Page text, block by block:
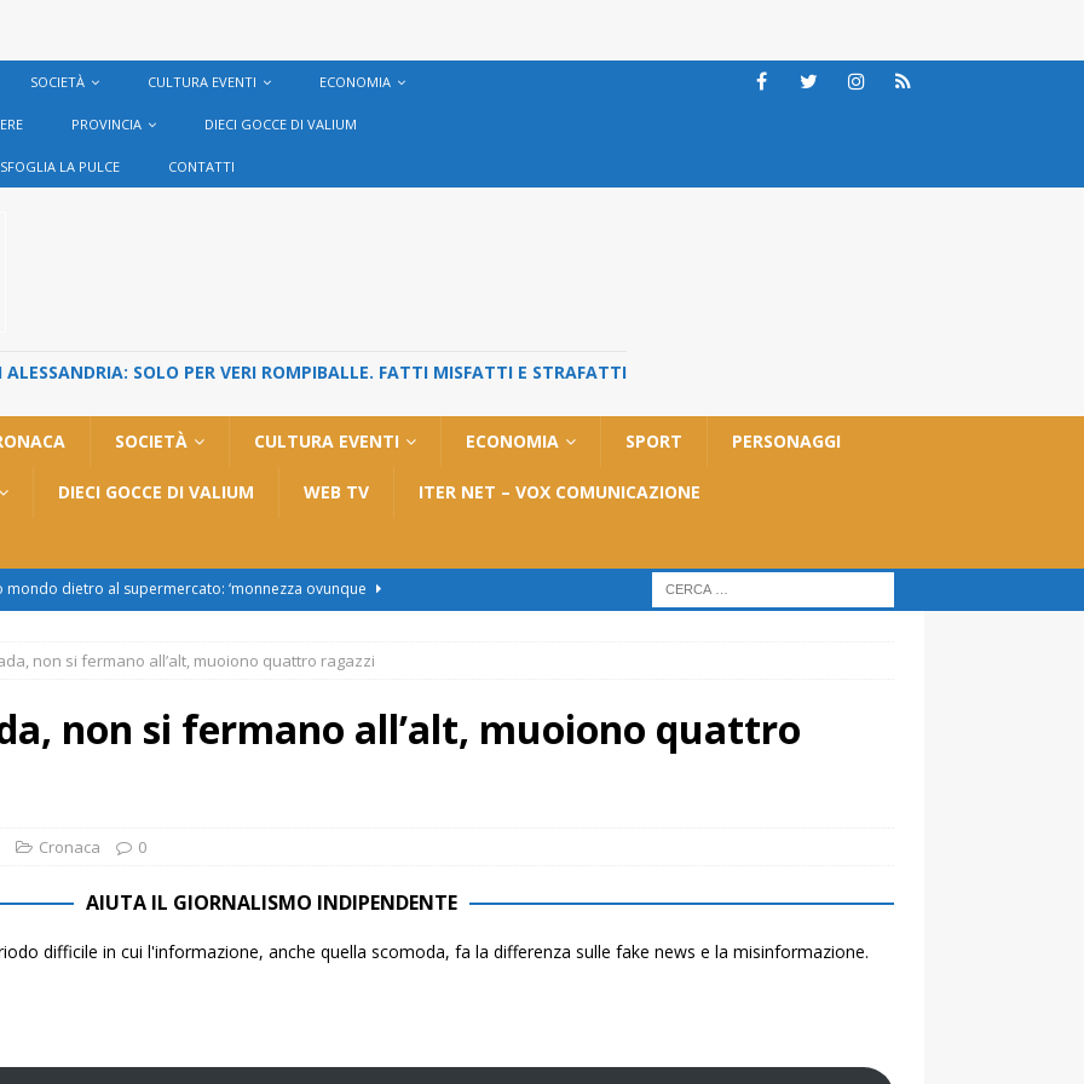
SOCIETÀ CULTURA EVENTI ECONOMIA
PROVINCIA DIECI GOCCE DI VALIUM
SFOGLIA LA PULCE CONTATTI
SOLO PER VERI ROMPIBALLE. FATTI MISFATTI E STRAFATTI
SOCIETÀ CULTURA EVENTI ECONOMIA SPORT PERSONAGGI
DIECI GOCCE DI VALIUM WEB TV ITER NET – VOX COMUNICAZIONE
mondo dietro al supermercato: ‘monnezza ovunque
2, Roggero (Lega): “Il Comune sapeva da novembre, non ci
al Cristo: la Linea 2 trasloca in Corso Marx. Insorgono i
firme”
non si fermano all’alt, muoiono quattro ragazzi
non si fermano all’alt, muoiono quattro
Cronaca 0
AIUTA IL GIORNALISMO INDIPENDENTE
difficile in cui l'informazione, anche quella scomoda, fa la differenza sulle fake news e la misinformazione.